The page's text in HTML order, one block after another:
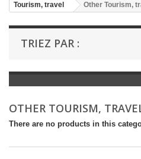
BOOKS : LITERATURE
BOOKS : YOUTH
LIVRES ANCIENS AVANT 1945
Tourism, travel
Other Tourism,
TRIEZ PAR :
OTHER TOURISM,
There are no products in this